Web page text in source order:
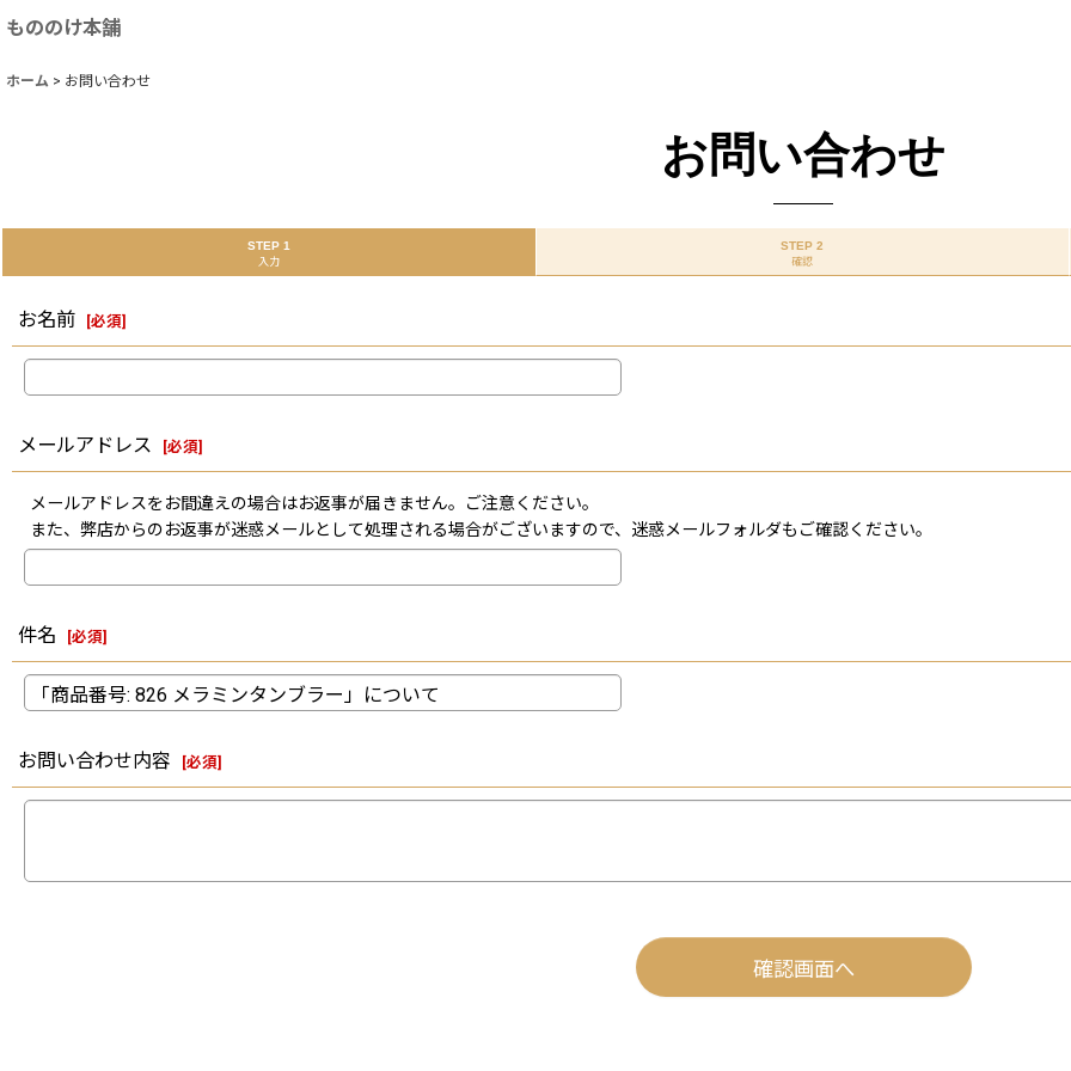
もののけ本舗
ホーム > お問い合わせ
お問い合わせ
STEP 1
入力
STEP 2
確認
お名前 [必須]
メールアドレス [必須]
メールアドレスをお間違えの場合はお返事が届きません。ご注意ください。
また、弊店からのお返事が迷惑メールとして処理される場合がございますので、迷惑メールフォルダもご確認ください。
件名 [必須]
お問い合わせ内容 [必須]
確認画面へ